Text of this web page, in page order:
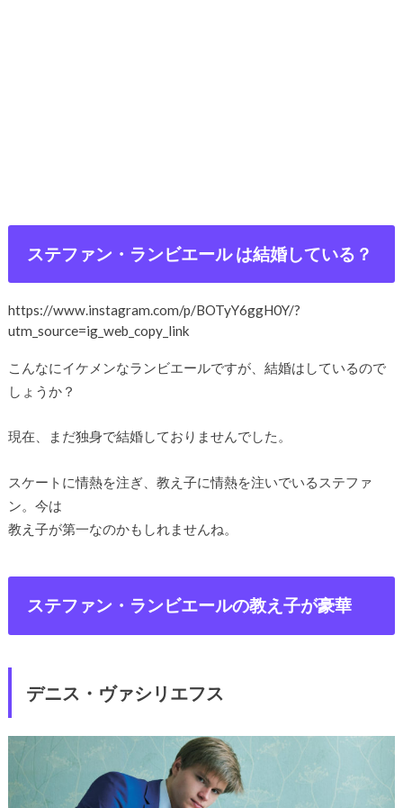
ステファン・ランビエール は結婚している？
https://www.instagram.com/p/BOTyY6ggH0Y/?
utm_source=ig_web_copy_link
こんなにイケメンなランビエールですが、結婚はしているので
しょうか？
現在、まだ独身で結婚しておりませんでした。
スケートに情熱を注ぎ、教え子に情熱を注いでいるステファ
ン。今は
教え子が第一なのかもしれませんね。
ステファン・ランビエールの教え子が豪華
デニス・ヴァシリエフス